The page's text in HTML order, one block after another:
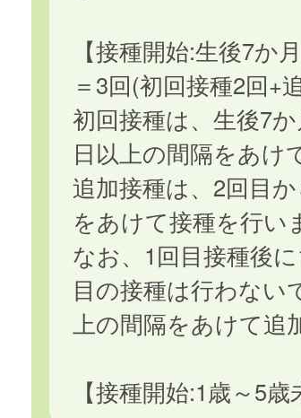
【接種開始:生後7か
＝3回(初回接種2回+
初回接種は、生後7
日以上の間隔をあけ
追加接種は、2回目
をあけて接種を行い
なお、1回目接種後
目の接種は行わない
上の間隔をあけて追
【接種開始:1歳～5